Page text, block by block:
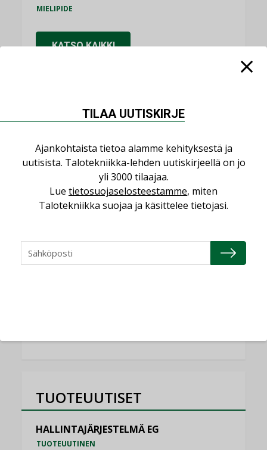
MIELIPIDE
KATSO KAIKKI
NIMITYKSET
Consti
NIMITYKSET
Refair
NIMITYKSET
TUOTEUUTISET
HALLINTAJÄRJESTELMÄ EG
TUOTEUUTINEN
TILAA UUTISKIRJE
Ajankohtaista tietoa alamme kehityksestä ja
uutisista. Talotekniikka-lehden uutiskirjeellä on jo
yli 3000 tilaajaa.
Lue tietosuojaselosteestamme, miten
Talotekniikka suojaa ja käsittelee tietojasi.